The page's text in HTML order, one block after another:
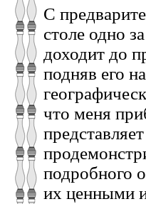
С
столе одно
доходит до
подняв его
что меня
подробного
их ценными